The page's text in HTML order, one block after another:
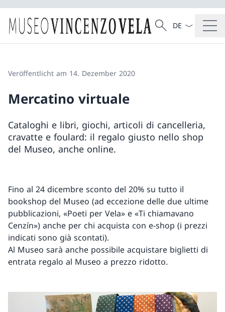
Suche
Suche
Sprach
Veröffentlicht am 14. Dezember 2020
Mercatino virtuale
Cataloghi e libri, giochi, articoli di cancelleria,
cravatte e foulard: il regalo giusto nello shop
del Museo, anche online.
Fino al 24 dicembre sconto del 20% su tutto il
bookshop del Museo (ad eccezione delle due ultime
pubblicazioni, «Poeti per Vela» e «Ti chiamavano
Cenzín») anche per chi acquista con e-shop (i prezzi
indicati sono già scontati).
Al Museo sarà anche possibile acquistare biglietti di
entrata regalo al Museo a prezzo ridotto.